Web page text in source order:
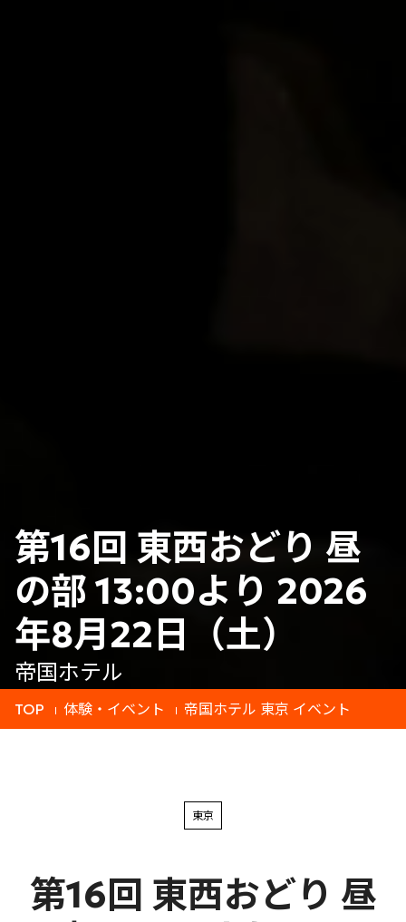
第16回 東西おどり 昼
の部 13:00より 2026
年8月22日（土）
帝国ホテル
TOP 体験・イベント 帝国ホテル 東京 イベント
東京
第16回 東西おどり 昼